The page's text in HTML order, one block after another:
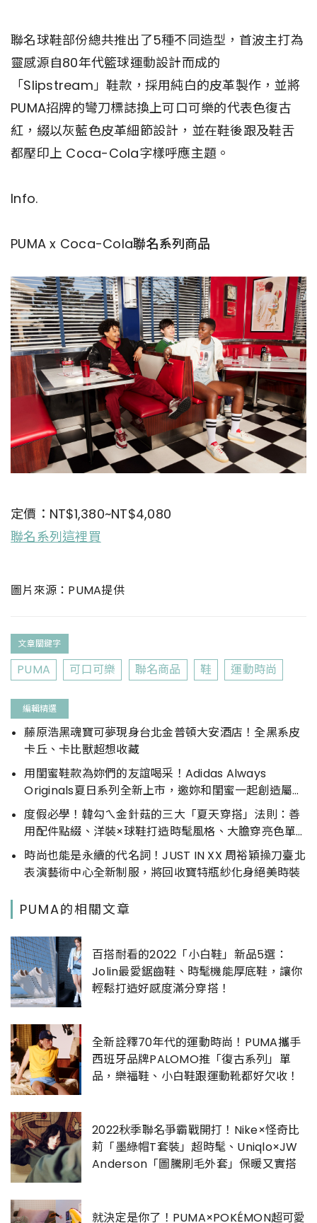
聯名球鞋部份總共推出了5種不同造型，首波主打為
靈感源自80年代籃球運動設計而成的
「Slipstream」鞋款，採用純白的皮革製作，並將
PUMA招牌的彎刀標誌換上可口可樂的代表色復古
紅，綴以灰藍色皮革細節設計，並在鞋後跟及鞋舌
都壓印上 Coca-Cola字樣呼應主題。
Info.
PUMA x Coca-Cola聯名系列商品
定價：NT$1,380~NT$4,080
聯名系列這裡買
圖片來源：PUMA提供
文章關鍵字
PUMA 可口可樂 聯名商品 鞋 運動時尚
編輯精選
藤原浩黑魂寶可夢現身台北金普頓大安酒店！全黑系皮
卡丘、卡比獸超想收藏
用閨蜜鞋款為妳們的友誼喝采！Adidas Always
Originals夏日系列全新上市，邀妳和閨蜜一起創造屬於
彼此的印記
度假必學！韓勾ㄟ金針菇的三大「夏天穿搭」法則：善
用配件點綴、洋裝×球鞋打造時髦風格、大膽穿亮色單
品
時尚也能是永續的代名詞！JUST IN XX 周裕穎操刀臺北
表演藝術中心全新制服，將回收寶特瓶紗化身絕美時裝
PUMA的相關文章
百搭耐看的2022「小白鞋」新品5選：
Jolin最愛鋸齒鞋、時髦機能厚底鞋，讓你
輕鬆打造好感度滿分穿搭！
全新詮釋70年代的運動時尚！PUMA攜手
西班牙品牌PALOMO推「復古系列」單
品，樂福鞋、小白鞋跟運動靴都好欠收！
2022秋季聯名爭霸戰開打！Nike×怪奇比
莉「墨綠帽T套裝」超時髦、Uniqlo×JW
Anderson「圖騰刷毛外套」保暖又實搭
就決定是你了！PUMA×POKÉMON超可愛